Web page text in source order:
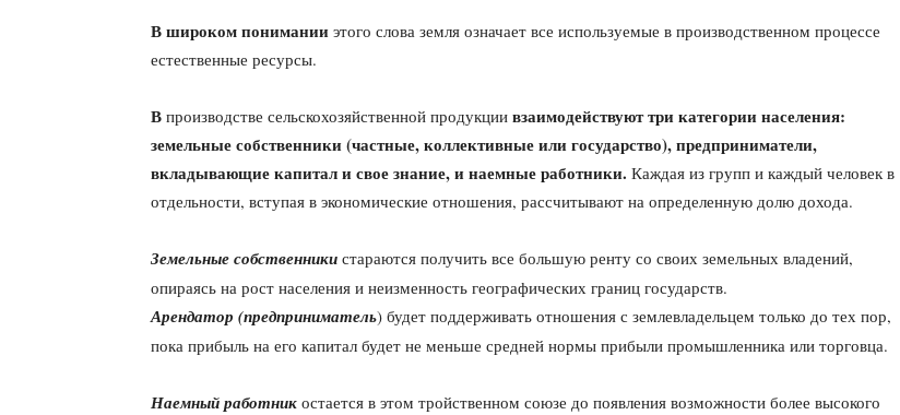
В широком понимании этого слова земля означает все используемые в производственном процессе
естественные ресурсы.
В производстве сельскохозяйственной продукции взаимодействуют три категории населения:
земельные собственники (частные, коллективные или государство), предприниматели,
вкладывающие капитал и свое знание, и наемные работники. Каждая из групп и каждый человек в
отдельности, вступая в экономические отношения, рассчитывают на определенную долю дохода.
Земельные собственники стараются получить все большую ренту со своих земельных владений,
опираясь на рост населения и неизменность географических границ государств.
Арендатор (предприниматель) будет поддерживать отношения с землевладельцем только до тех пор,
пока прибыль на его капитал будет не меньше средней нормы прибыли промышленника или торговца.
Наемный работник остается в этом тройственном союзе до появления возможности более высокого